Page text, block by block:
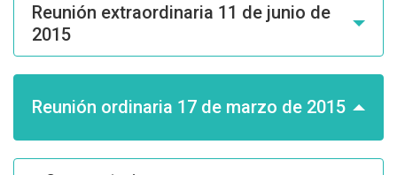
Reunión extraordinaria 11 de junio de
2015
Reunión ordinaria 17 de marzo de 2015